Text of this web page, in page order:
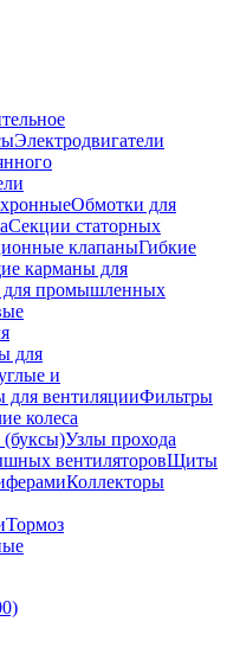
Электродвигатели
Обмотки для
Секции статорных
клапаныГибкие
карманы для
промышленных
для
и
вентиляцииФильтры
колеса
Узлы прохода
вентиляторовЩиты
Коллекторы
Тормоз